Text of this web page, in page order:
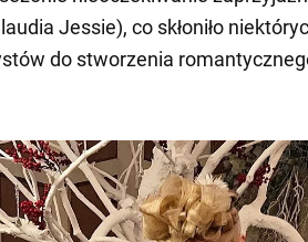
Jessie), co skłoniło
do stworzenia